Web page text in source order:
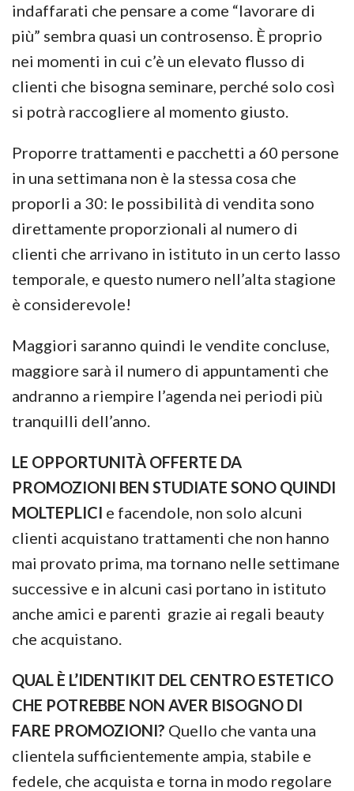
indaffarati che pensare a come “lavorare di
più” sembra quasi un controsenso. È proprio
nei momenti in cui c’è un elevato flusso di
clienti che bisogna seminare, perché solo così
si potrà raccogliere al momento giusto.
Proporre trattamenti e pacchetti a 60 persone
in una settimana non è la stessa cosa che
proporli a 30: le possibilità di vendita sono
direttamente proporzionali al numero di
clienti che arrivano in istituto in un certo lasso
temporale, e questo numero nell’alta stagione
è considerevole!
Maggiori saranno quindi le vendite concluse,
maggiore sarà il numero di appuntamenti che
andranno a riempire l’agenda nei periodi più
tranquilli dell’anno.
LE OPPORTUNITÀ OFFERTE DA
PROMOZIONI BEN STUDIATE SONO QUINDI
MOLTEPLICI e facendole, non solo alcuni
clienti acquistano trattamenti che non hanno
mai provato prima, ma tornano nelle settimane
successive e in alcuni casi portano in istituto
anche amici e parenti grazie ai regali beauty
che acquistano.
QUAL È L’IDENTIKIT DEL CENTRO ESTETICO
CHE POTREBBE NON AVER BISOGNO DI
FARE PROMOZIONI? Quello che vanta una
clientela sufficientemente ampia, stabile e
fedele, che acquista e torna in modo regolare